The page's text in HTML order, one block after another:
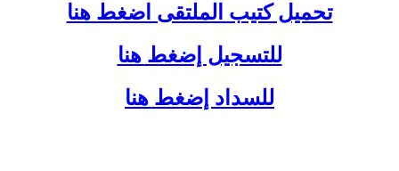
تحميل كتيب الملتقى اضغط هنا
للتسجيل إضغط هنا
للسداد إضغط هنا